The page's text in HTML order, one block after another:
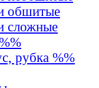
обшитые
сложные
рубка %%